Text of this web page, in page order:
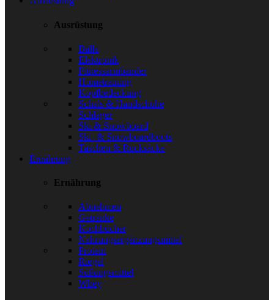
Ausrüstung
Bälle
Elektronik
Fitnessarmbänder
Hometraining
Kopfbedeckung
Schals & Handschuhe
Schläger
Ski & Snowboard
Ski- & Snowboardboots
Taschen & Rucksäcke
Ernährung
Ernährung
Abnehmen
Getränke
Kochbücher
Nahrungsergänzungsmittel
Protein
Riegel
Süßungsmittel
Whey